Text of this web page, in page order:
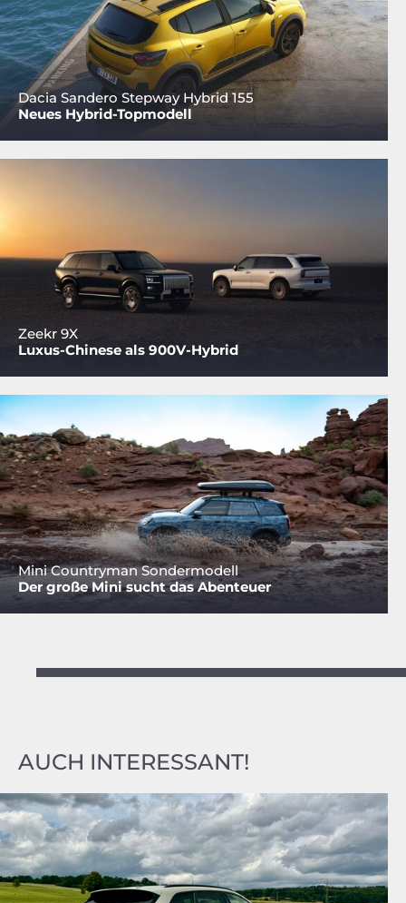
Dacia Sandero Stepway Hybrid 155
Neues Hybrid-Topmodell
Zeekr 9X
Luxus-Chinese als 900V-Hybrid
Mini Countryman Sondermodell
Der große Mini sucht das Abenteuer
AUCH INTERESSANT!